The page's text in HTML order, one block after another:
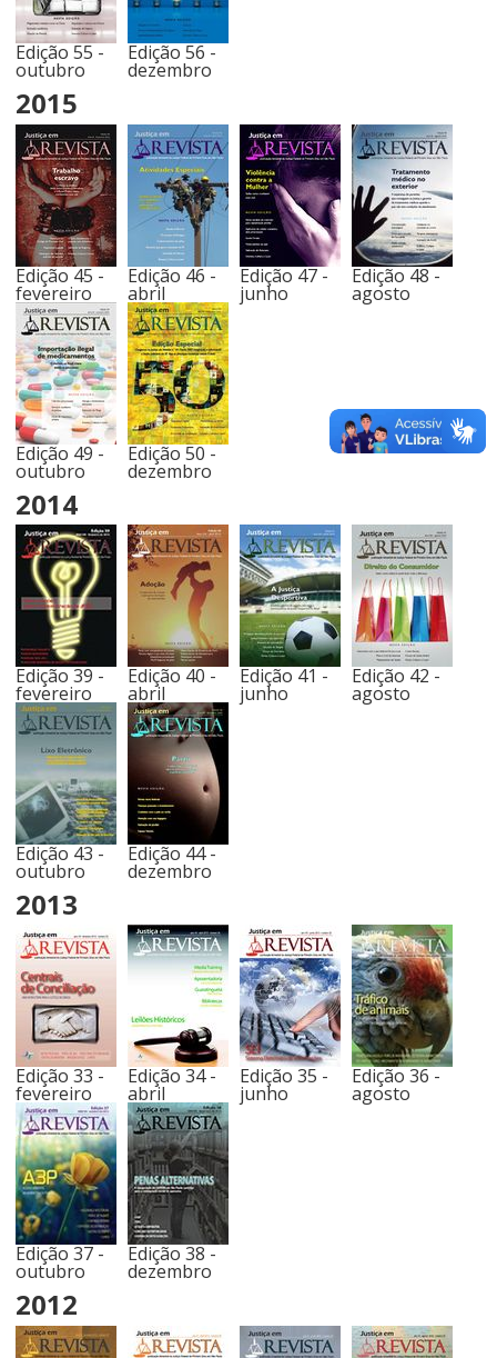
Edição 55 -
outubro
Edição 56 -
dezembro
2015
Edição 45 -
fevereiro
Edição 46 -
abril
Edição 47 -
junho
Edição 48 -
agosto
Edição 49 -
outubro
Edição 50 -
dezembro
2014
Edição 39 -
fevereiro
Edição 40 -
abril
Edição 41 -
junho
Edição 42 -
agosto
Edição 43 -
outubro
Edição 44 -
dezembro
2013
Edição 33 -
fevereiro
Edição 34 -
abril
Edição 35 -
junho
Edição 36 -
agosto
Edição 37 -
outubro
Edição 38 -
dezembro
2012